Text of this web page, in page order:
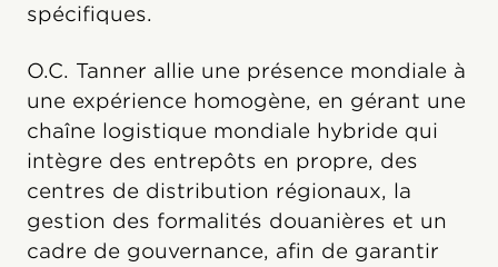
spécifiques.
O.C. Tanner allie une présence mondiale à
une expérience homogène, en gérant une
chaîne logistique mondiale hybride qui
intègre des entrepôts en propre, des
centres de distribution régionaux, la
gestion des formalités douanières et un
cadre de gouvernance, afin de garantir